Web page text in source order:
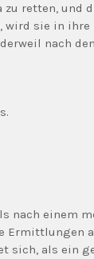
zu retten, und
wird sie in
nach
nach einem
Ermittlungen
sich, als ein